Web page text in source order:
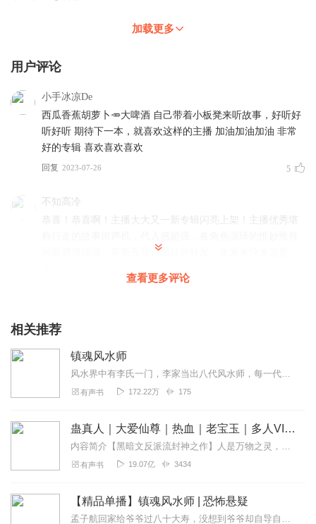
加载更多
用户评论
小手冰凉De
西瓜香蕉胡萝卜🥕大啤酒 自己带着小板凳来听故事，好听好
听好听 期待下一本，就喜欢这样的主播 加油加油加油 非常
好的专辑 喜欢喜欢喜欢
回复 2023-07-26 5
不知高冷
恭喜！恭喜啊！主播大大又一新专辑闪亮上架！主播优秀堪
画面感强强强，果断五星订阅好评转发，来来来快来追更
冷冷叮咚
强，吸引小耳朵不忍离开，绝对的五星好评，订阅追更追
更，关注主播多出书，期待更多精彩分享！
2023-08-30
扛着七个小仙女
好听好听好听好听好听 又一次听到主播的新故事 非常非常好
听 五星好评
冰橙雪梨花
查看更多评论
相关推荐
镇魂风水师
风水界中有李氏一门，李家当出八代风水师，每一代以八卦为名，收集天地水火风雷山金八气，合李家八代之力推动末法时代的降临，妖鬼邪怪由气化形，李氏风水师便是他们的大敌...
有声书 172.22万 175
蛊真人｜大爱仙尊｜热血｜老宝玉｜多人VIP免费有声剧
内容简介【黑暗文反派流封神之作】人是万物之灵，蛊是天地真精。一个穿越者不断重生的故事。一个养蛊、炼蛊、用蛊的奇特世界。配音组（男角色）老宝玉旁白...
有声书 19.07亿 3434
【精品单播】镇魂风水师 | 恐怖悬疑
孟子航回家给爷爷过八十大寿，没想到爷爷却自导自演了一出“活出丧”的戏码。